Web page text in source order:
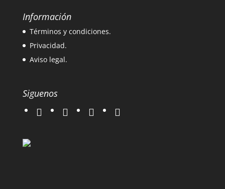
Información
Términos y condiciones.
Privacidad.
Aviso legal.
Siguenos
twitter instagramfacebook google